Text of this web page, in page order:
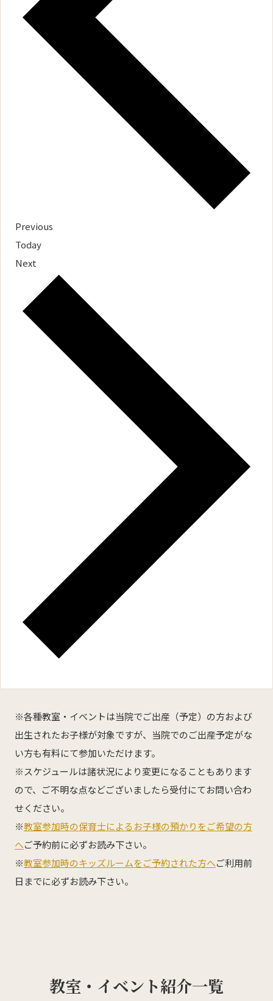
PreviousEvents
Today
NextEvents
※各種教室・イベントは当院でご出産（予定）の方および
出生されたお子様が対象ですが、当院でのご出産予定がな
い方も有料にて参加いただけます。
※スケジュールは諸状況により変更になることもあります
ので、ご不明な点などございましたら受付にてお問い合わ
せください。
※教室参加時の保育士によるお子様の預かりをご希望の方
へご予約前に必ずお読み下さい。
※教室参加時のキッズルームをご予約された方へご利用前
日までに必ずお読み下さい。
教室・イベント紹介一覧